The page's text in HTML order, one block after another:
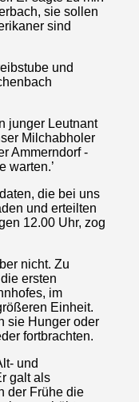
sie sollen
sind
und
junger Leutnant
Milchabholer
Ammerndorf -
warten.’
die bei uns
und erteilten
12.00 Uhr, zog
nicht. Zu
ersten
im
Einheit.
sie Hunger oder
fortbrachten.
und
galt als
der Frühe die